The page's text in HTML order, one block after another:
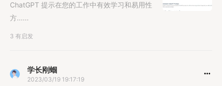
ChatGPT 提示在您的工作中有效学习和易用性
方......
3 有启发
学长刚蝈
2023/03/19 19:17:19